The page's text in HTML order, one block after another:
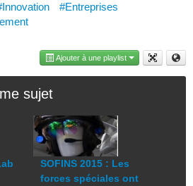
#Entreprises
Ajouter à une playlist
sujet
SOFINS 2015 : Les
forces spéciales ont